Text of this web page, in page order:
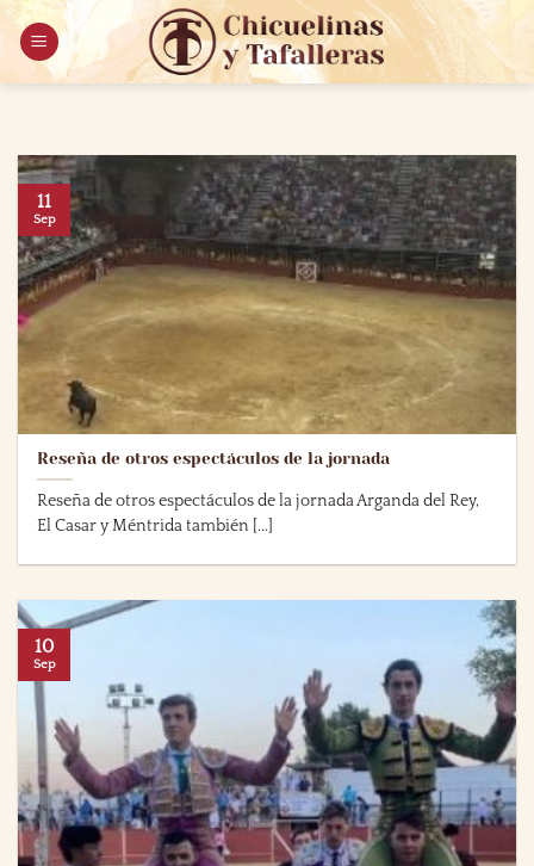
Saltar
contenido
Reseña de otros espectáculos de la jornada
Reseña de otros espectáculos de la jornada Arganda del Rey,
El Casar y Méntrida también [...]
11
Sep
10
Sep